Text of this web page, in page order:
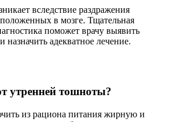
вследствие раздражения
в мозге. Тщательная
поможет врачу выявить
адекватное лечение.
утренней тошноты?
из рациона питания жирную и